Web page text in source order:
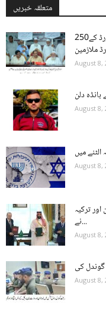
متعلقہ خبریں
اسلام آباد (ٹی این ایس) پاکستان اسپورٹس بورڈ کے250
August 8,
August 8,
August 8,
ترکیہ
نے...
August 8,
August 8,